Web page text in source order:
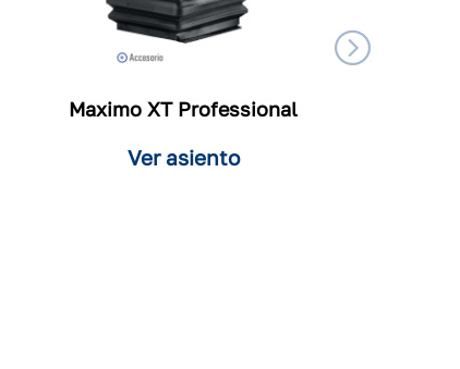
Maximo XT Professional
Ver asiento